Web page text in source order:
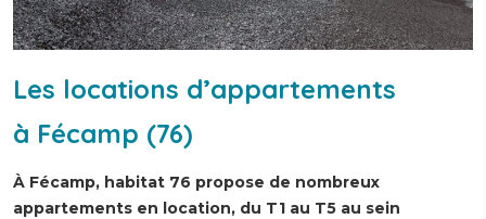
Les locations d’appartements
à Fécamp (76)
À Fécamp, habitat 76 propose de nombreux
appartements en location, du T1 au T5 au sein